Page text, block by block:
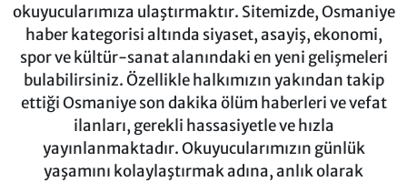
okuyucularımıza ulaştırmaktır. Sitemizde, Osmaniye
haber kategorisi altında siyaset, asayiş, ekonomi,
spor ve kültür-sanat alanındaki en yeni gelişmeleri
bulabilirsiniz. Özellikle halkımızın yakından takip
ettiği Osmaniye son dakika ölüm haberleri ve vefat
ilanları, gerekli hassasiyetle ve hızla
yayınlanmaktadır. Okuyucularımızın günlük
yaşamını kolaylaştırmak adına, anlık olarak